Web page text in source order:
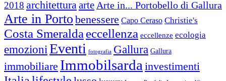
2018 architetturaarteArte in... Portobello di Gallura
Arte in Porto benessere Capo Ceraso Christie's
Costa Smeralda eccellenza eccellenze ecologia
emozioniEventi fotografia Gallura Gallura
immobiliare Immobilsarda investimenti